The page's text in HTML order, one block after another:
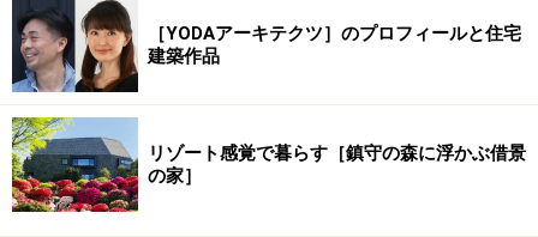
［YODAアーキテクツ］のプロフィールと住宅
建築作品
リゾート感覚で暮らす［鎮守の森に浮かぶ借景
の家］